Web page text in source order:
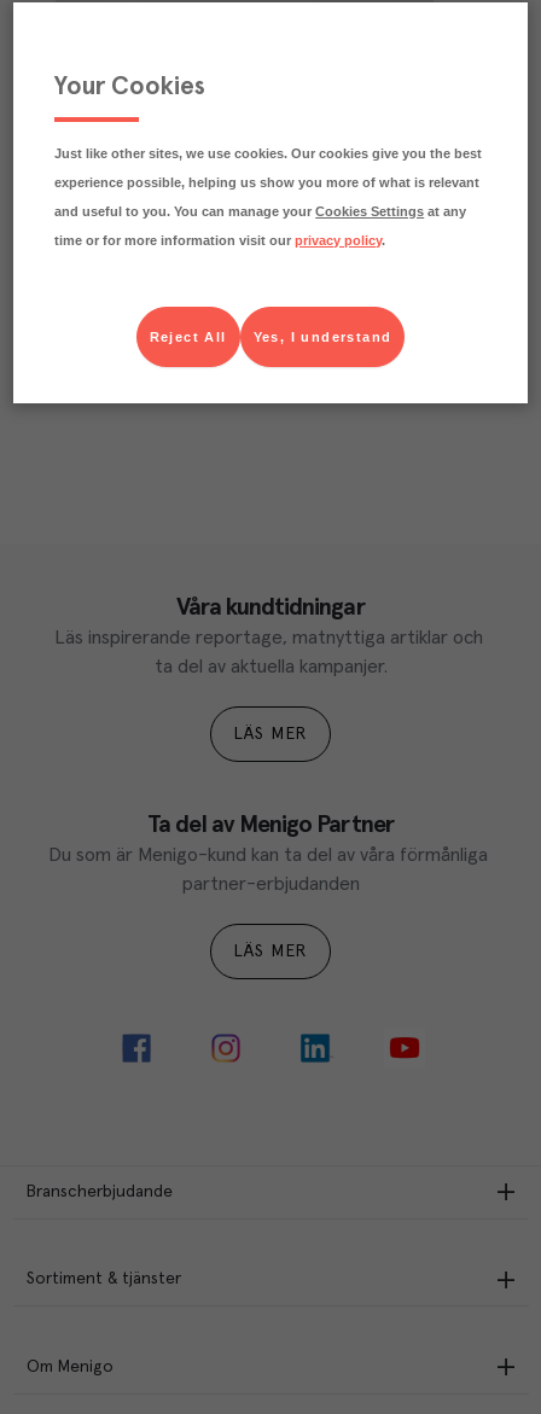
Våra kundtidningar
Läs inspirerande reportage, matnyttiga artiklar och
ta del av aktuella kampanjer.
LÄS MER
Ta del av Menigo Partner
Du som är Menigo-kund kan ta del av våra förmånliga
partner-erbjudanden
LÄS MER
Branscherbjudande
Sortiment & tjänster
Om Menigo
Your Cookies
Just like other sites, we use cookies. Our cookies give you the best
experience possible, helping us show you more of what is relevant
and useful to you. You can manage yourCookies Settings at any
time or for more information visit ourprivacy policy.
Yes, I understand
Reject All